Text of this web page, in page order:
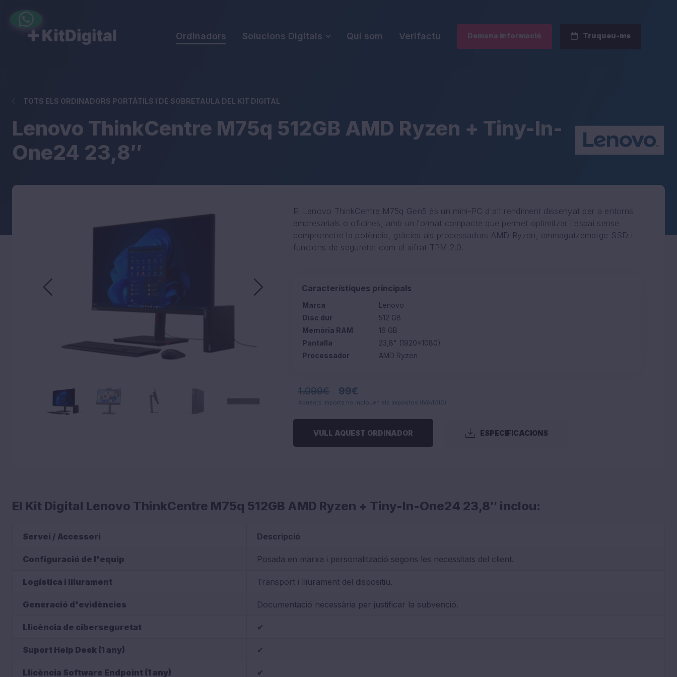
Ordinadors Solucions Digitals Qui som Verifactu Demana informació Truqueu-me
TOTS ELS ORDINADORS PORTÀTILS I DE SOBRETAULA DEL KIT DIGITAL
Lenovo ThinkCentre M75q 512GB AMD Ryzen + Tiny-In-
One24 23,8″
El Lenovo ThinkCentre M75q Gen5 és un mini-PC d'alt rendiment dissenyat per a entorns
empresarials o oficines, amb un format compacte que permet optimitzar l'espai sense
comprometre la potència, gràcies als processadors AMD Ryzen, emmagatzematge SSD i
funcions de seguretat com el xifrat TPM 2.0.
Característiques principals
Marca
Lenovo
Disc dur
512 GB
Memòria RAM
16 GB
Pantalla
23,8" (1920×1080)
Processador
AMD Ryzen
1.099€ 99€
Aquests imports no inclouen els impostos (IVA/IGIC)
VULL AQUEST ORDINADOR ESPECIFICACIONS
El Kit Digital Lenovo ThinkCentre M75q 512GB AMD Ryzen + Tiny-In-One24 23,8″ inclou:
Servei / Accessori Descripció
Configuració de l'equip Posada en marxa i personalització segons les necessitats del client.
Logística i lliurament Transport i lliurament del dispositiu.
Generació d'evidències Documentació necessària per justificar la subvenció.
Llicència de ciberseguretat ✔
Suport Help Desk (1 any) ✔
Llicència Software Endpoint (1 any) ✔